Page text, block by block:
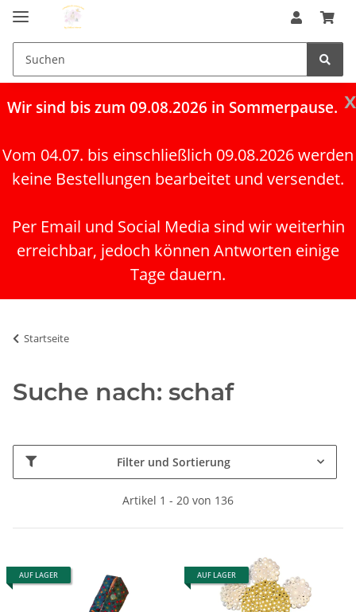
x
Wir sind bis zum 09.08.2026 in Sommerpause.
Vom 04.07. bis einschließlich 09.08.2026 werden
keine Bestellungen bearbeitet und versendet.
Per Email und Social Media sind wir weiterhin
erreichbar, jedoch können Antworten einige
Tage dauern.
Startseite
Suche nach: schaf
Filter und Sortierung
Artikel 1 - 20 von 136
AUF LAGER AUF LAGER